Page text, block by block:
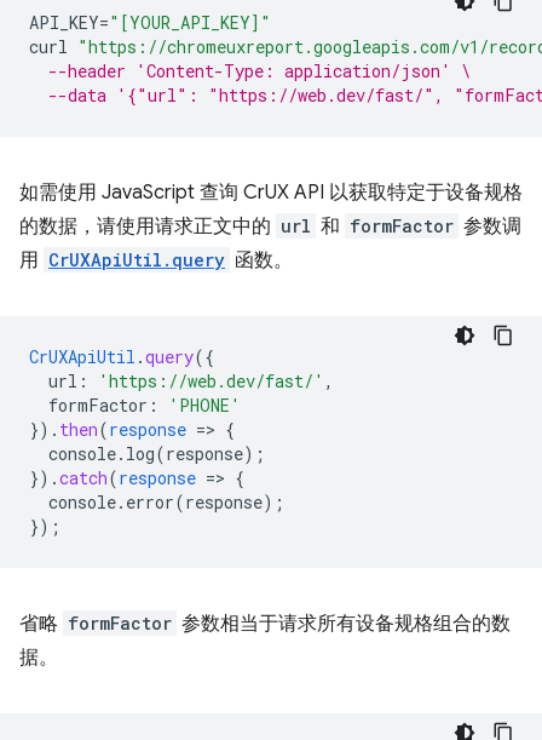
API_KEY="[YOUR_API_KEY]"
curl "https://chromeuxreport.googleapis.com/v1/
--header 'Content-Type: application/json' \
--data '{"url": "https://web.dev/fast/",
如需使用 JavaScript 查询 CrUX API 以获取特定于设备规格
的数据，请使用请求正文中的 url 和 formFactor 参数调
用 CrUXApiUtil.query 函数。
CrUXApiUtil .query({
url : 'https://web.dev/fast/' ,
formFactor :
'PHONE'
}) . then(response => {
console.log(response) ;
}) .catch(response => {
console.error(response) ;
});
省略 formFactor 参数相当于请求所有设备规格组合的数
据。